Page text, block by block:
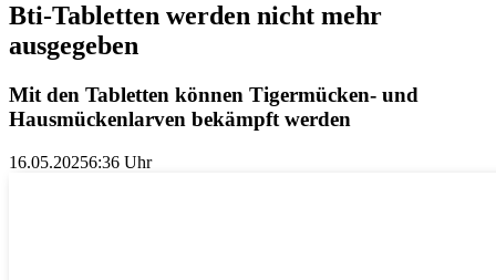
Bti-Tabletten werden nicht mehr
ausgegeben
Mit den Tabletten können Tigermücken- und
Hausmückenlarven bekämpft werden
16.05.20256:36 Uhr